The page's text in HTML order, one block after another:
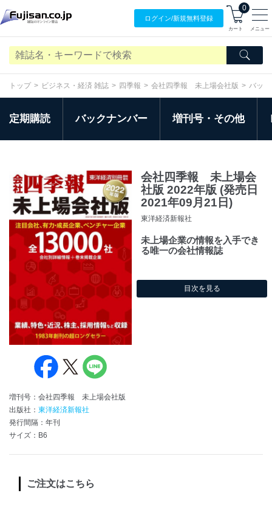
ログイン/新規無料登録
0
カート メニュー
トップ ビジネス・経済 雑誌 四季報 会社四季報 未上場会社版 バッ
定期購読 バックナンバー 増刊号・その他
増刊号：会社四季報 未上場会社版
出版社： 東洋経済新報社
発行間隔：年刊
サイズ：B6
会社四季報 未上場会
社版 2022年版 (発売日
2021年09月21日)
東洋経済新報社
未上場企業の情報を入手でき
る唯一の会社情報誌
目次を見る
ご注文はこちら